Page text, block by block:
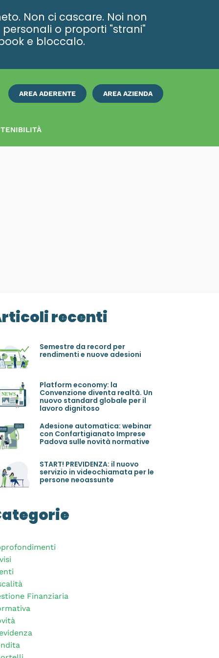
Non ci cascare. Noi non
o proporti "strani"
e bloccalo.
AREA ADERENTE AREA AZIENDA
ISCRIVITI
recenti
Semestre da record per
rendimenti e nuove adesioni
Platform economy: la
Convenzione diventa realtà. Un
nuovo standard globale per il
lavoro dignitoso
Adesione automatica: webinar
con Confartigianato Imprese
Padova sulle novità normative
START! PREVIDENZA: il nuovo
servizio in videochiamata per le
persone neoassunte
Finanziaria